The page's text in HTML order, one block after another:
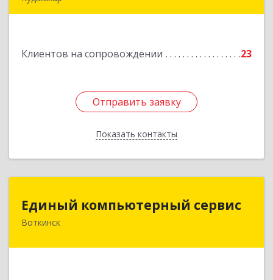
Клиентов на сопровождении 23
Отправить заявку
Показать контакты
Подробнее
Отправить заявку
Назад
Единый компьютерный сервис
Воткинск
Единый компьютерный сервис